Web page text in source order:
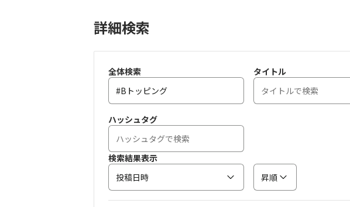
サッポロビール公式Instagram
詳細検索
全体検索 タイトル
ハッシュタグ
検索結果表示
投稿日時
昇順